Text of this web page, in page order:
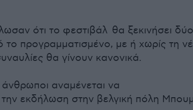
ότι το φεστιβάλ θα ξεκινήσει δύο
προγραμματισμένο, με ή χωρίς τη
θα γίνουν κανονικά.
αναμένεται να
εκδήλωση στην βελγική πόλη